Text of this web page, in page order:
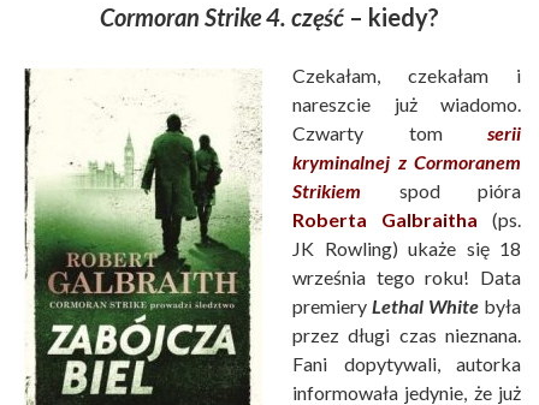
Cormoran Strike 4. część – kiedy?
Czekałam, czekałam i
nareszcie już wiadomo.
Czwarty tom serii
kryminalnej z Cormoranem
Strikiem spod pióra
Roberta Galbraitha (ps.
JK Rowling) ukaże się 18
września tego roku! Data
premiery Lethal White była
przez długi czas nieznana.
Fani dopytywali, autorka
informowała jedynie, że już